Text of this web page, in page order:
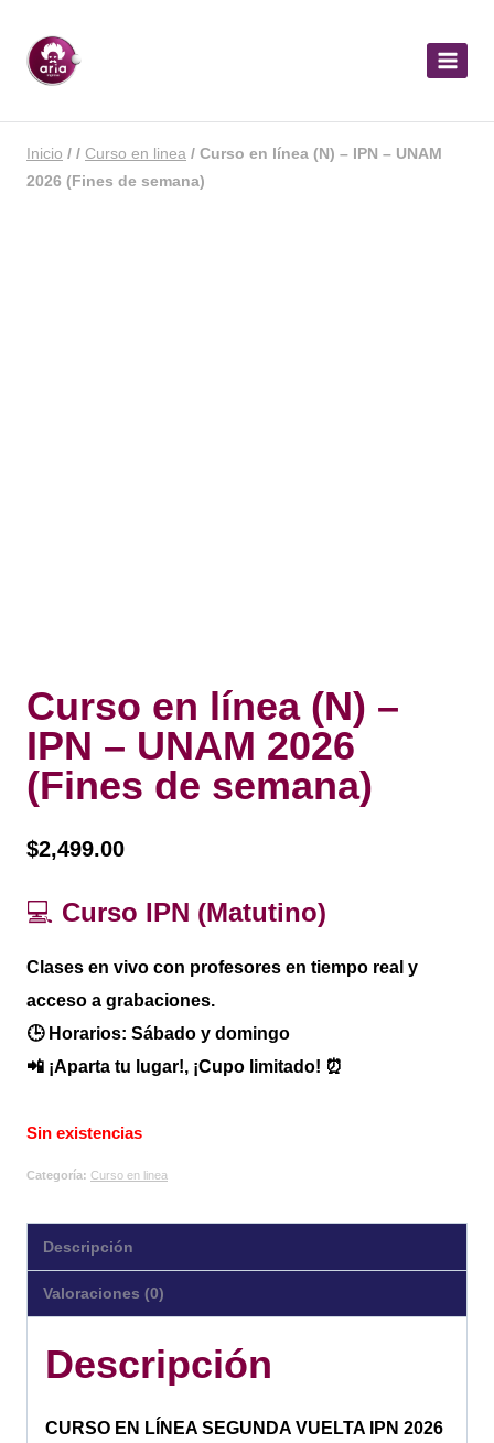
Inicio / / Curso en linea / Curso en línea (N) – IPN – UNAM
2026 (Fines de semana)
Curso en línea (N) –
IPN – UNAM 2026
(Fines de semana)
$2,499.00
💻 Curso IPN (Matutino)
Clases en vivo con profesores en tiempo real y
acceso a grabaciones.
🕒 Horarios: Sábado y domingo
📲 ¡Aparta tu lugar!, ¡Cupo limitado! ⏰
Sin existencias
Categoría: Curso en linea
Descripción
Valoraciones (0)
Descripción
CURSO EN LÍNEA SEGUNDA VUELTA IPN 2026